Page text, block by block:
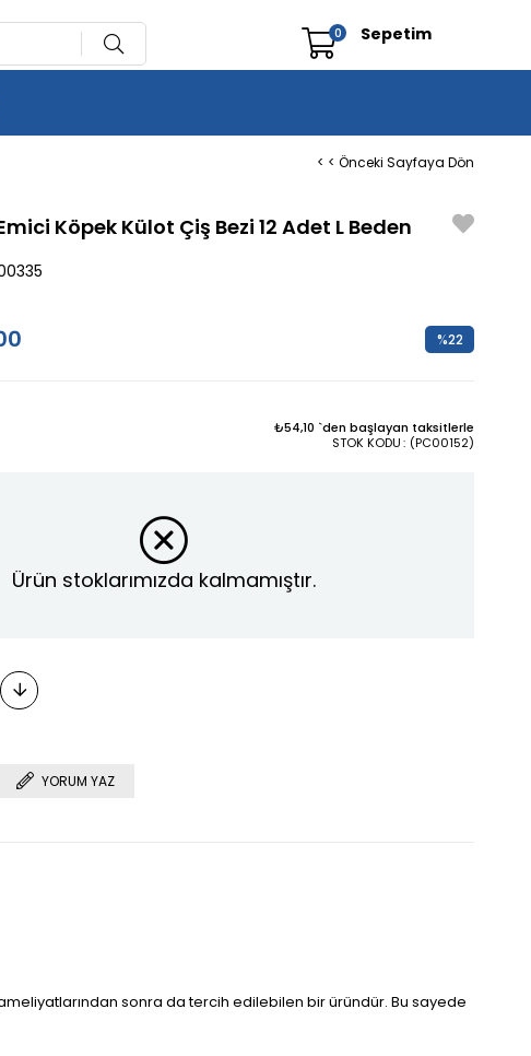
Sepetim
0
< < Önceki Sayfaya Dön
Köpek Külot Çiş Bezi 12 Adet L Beden
%22
₺54,10 `den başlayan taksitlerle
(PC00152)
STOK KODU
Ürün stoklarımızda kalmamıştır.
YORUM YAZ
sonra da tercih edilebilen bir üründür. Bu sayede